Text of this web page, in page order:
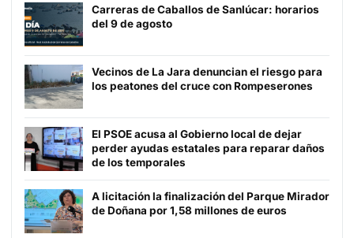
Carreras de Caballos de Sanlúcar: horarios
del 9 de agosto
Vecinos de La Jara denuncian el riesgo para
los peatones del cruce con Rompeserones
El PSOE acusa al Gobierno local de dejar
perder ayudas estatales para reparar daños
de los temporales
A licitación la finalización del Parque Mirador
de Doñana por 1,58 millones de euros